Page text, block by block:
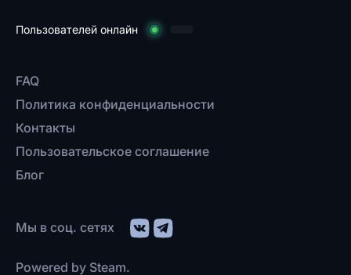
Пользователей онлайн
FAQ
Политика конфиденциальности
Контакты
Пользовательское соглашение
Блог
Мы в соц. сетях
Powered by Steam.